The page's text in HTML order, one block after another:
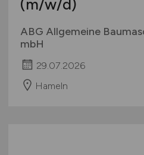
(m/w/d)
ABG Allgemeine
mbH
29.07.2026
Hameln